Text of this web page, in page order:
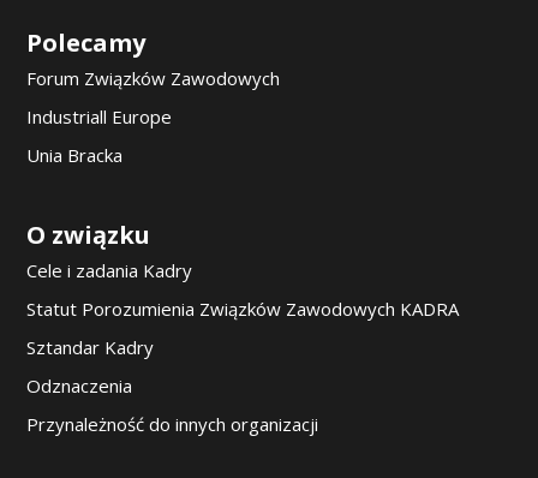
Polecamy
Forum Związków Zawodowych
Industriall Europe
Unia Bracka
O związku
Cele i zadania Kadry
Statut Porozumienia Związków Zawodowych KADRA
Sztandar Kadry
Odznaczenia
Przynależność do innych organizacji